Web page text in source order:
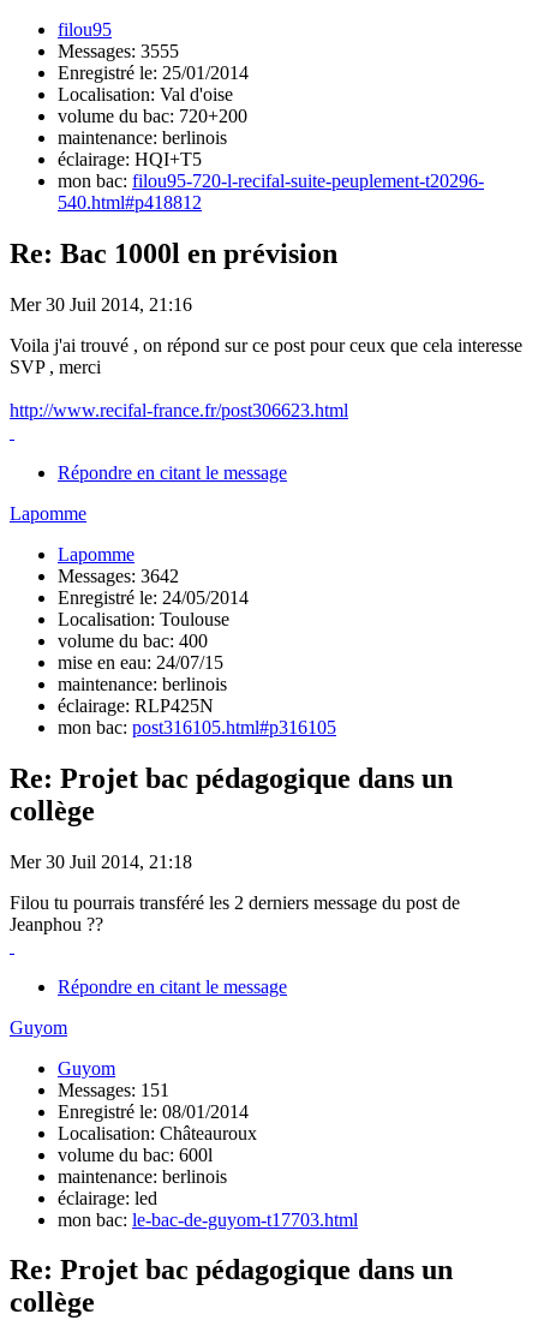
filou95
Messages: 3555
Enregistré le: 25/01/2014
Localisation: Val d'oise
volume du bac: 720+200
maintenance: berlinois
éclairage: HQI+T5
mon bac: filou95-720-l-recifal-suite-peuplement-t20296-
540.html#p418812
Re: Bac 1000l en prévision
Mer 30 Juil 2014, 21:16
Voila j'ai trouvé , on répond sur ce post pour ceux que cela interesse
SVP , merci
http://www.recifal-france.fr/post306623.html
Répondre en citant le message
Lapomme
Lapomme
Messages: 3642
Enregistré le: 24/05/2014
Localisation: Toulouse
volume du bac: 400
mise en eau: 24/07/15
maintenance: berlinois
éclairage: RLP425N
mon bac: post316105.html#p316105
Re: Projet bac pédagogique dans un
collège
Mer 30 Juil 2014, 21:18
Filou tu pourrais transféré les 2 derniers message du post de
Jeanphou ??
Répondre en citant le message
Guyom
Guyom
Messages: 151
Enregistré le: 08/01/2014
Localisation: Châteauroux
volume du bac: 600l
maintenance: berlinois
éclairage: led
mon bac: le-bac-de-guyom-t17703.html
Re: Projet bac pédagogique dans un
collège